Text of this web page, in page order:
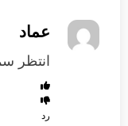
عماد
انتظر
رد